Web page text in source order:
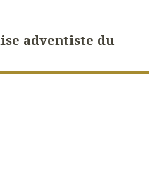
adventiste du